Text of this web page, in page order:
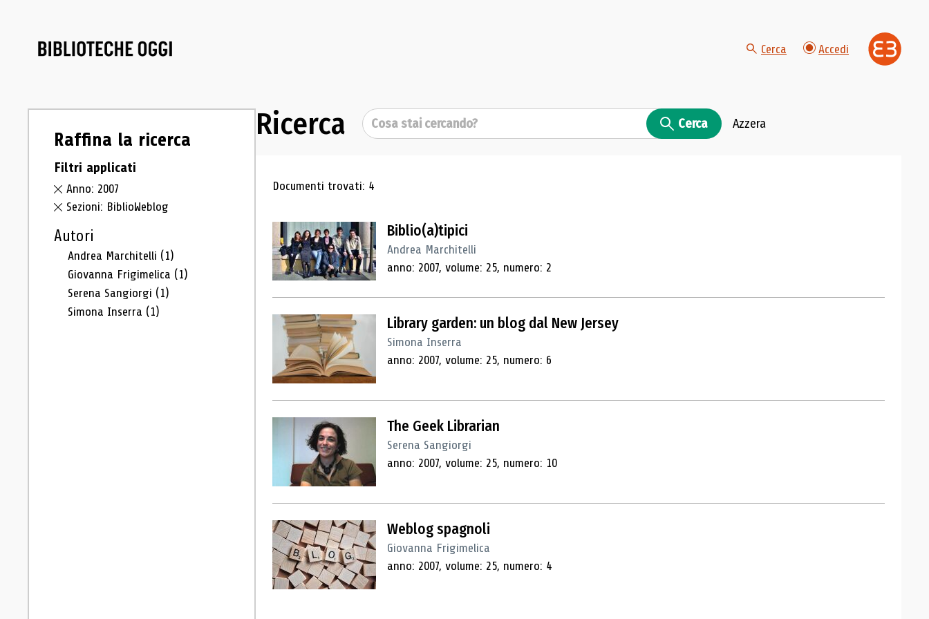
Cerca Accedi
Raffina la ricerca
Filtri applicati
Anno: 2007
Sezioni: BiblioWeblog
Autori
Andrea Marchitelli (1)
Giovanna Frigimelica (1)
Serena Sangiorgi (1)
Simona Inserra (1)
Ricerca Cerca Cerca Azzera
Risultati di ricerca
Documenti trovati: 4
Biblio(a)tipici
Andrea Marchitelli
anno: 2007, volume: 25, numero: 2
Library garden: un blog dal New Jersey
Simona Inserra
anno: 2007, volume: 25, numero: 6
The Geek Librarian
Serena Sangiorgi
anno: 2007, volume: 25, numero: 10
Weblog spagnoli
Giovanna Frigimelica
anno: 2007, volume: 25, numero: 4